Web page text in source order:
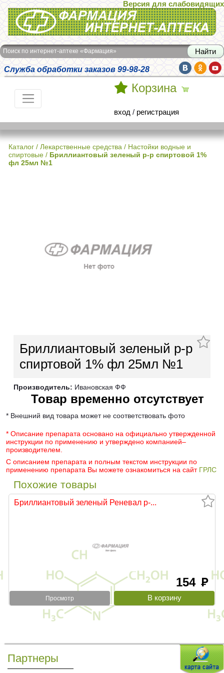
Интернет-аптека Фармация
Версия для слабовидящих
Поиск по интернет-аптеке «Фармация»
Служба обработки заказов 99-98-28
Корзина
вход / регистрация
Каталог / Лекарственные средства / Настойки водные и
спиртовые / Бриллиантовый зеленый р-р спиртовой 1%
фл 25мл №1
Бриллиантовый зеленый р-р
спиртовой 1% фл 25мл №1
Производитель: Ивановская ФФ
Товар временно отсутствует
* Внешний вид товара может не соответствовать фото
* Описание препарата основано на официально утвержденной
инструкции по применению и утверждено компанией–
производителем.
С описанием препарата и полным текстом инструкции по
применению препарата Вы можете ознакомиться на сайт ГРЛС
Похожие товары
Бриллиантовый зеленый Реневал р-...
154 руб
Просмотр
Партнеры